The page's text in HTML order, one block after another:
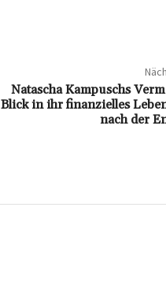
Natascha Kampuschs
Blick in ihr finanzielles
nach der